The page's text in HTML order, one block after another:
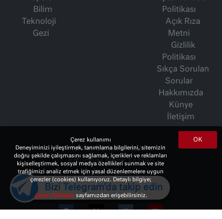
Bilim
Teknoloji
Gezi
Politikası
Açık Rıza
Metni
Gizlilik
Politikası
Sıkça Sorulan
Sorular
Hakkımızda
Künye
İletişim
İsmet Berkan Yazıları
Ertuğrul Özkök Yazıları
Haftalık Gazete
OK
Çerez kullanımı
Deneyiminizi iyileştirmek, tanımlama bilgilerini, sitemizin
doğru şekilde çalışmasını sağlamak, içerikleri ve reklamları
kişiselleştirmek, sosyal medya özellikleri sunmak ve site
trafiğimizi analiz etmek için yasal düzenlemelere uygun
çerezler (cookies) kullanıyoruz. Detaylı bilgiye;
Çerez Politikasısayfamızdan erişebilirsiniz.
Bizi Telegram'da takip edin